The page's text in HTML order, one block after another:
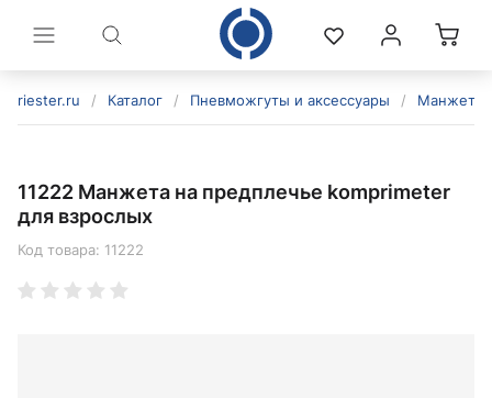
riester.ru / Каталог / Пневможгуты и аксессуары / Манжеты
11222 Манжета на предплечье komprimeter
для взрослых
Код товара: 11222